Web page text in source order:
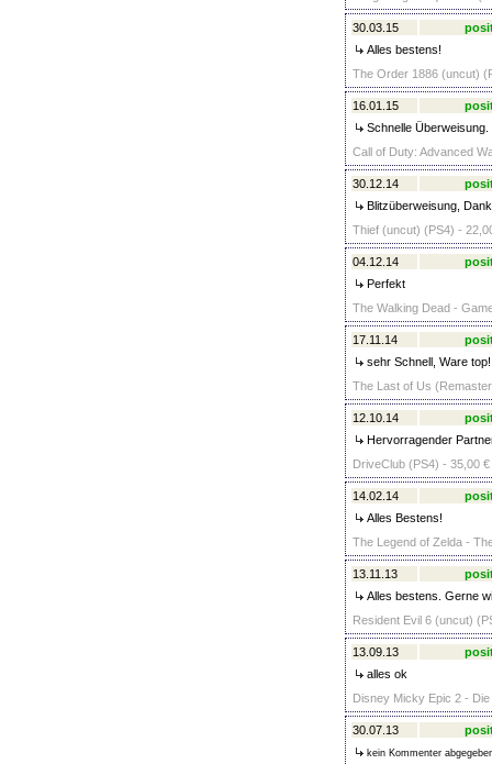
30.03.15
Alles bestens!
The Order 1886 (uncut)
16.01.15
Schnelle
Call of Duty: Advanced
30.12.14
Blitzüberweisung,
Thief (uncut) (PS4) -
04.12.14
Perfekt
The Walking Dead -
17.11.14
sehr Schnell, Ware
The Last of Us
12.10.14
Hervorragender
DriveClub (PS4) - 35,00 €
14.02.14
Alles Bestens!
The Legend of Zelda -
13.11.13
Alles bestens. Gerne
Resident Evil 6 (uncut)
13.09.13
alles ok
Disney Micky Epic 2 -
30.07.13
kein Kommenter